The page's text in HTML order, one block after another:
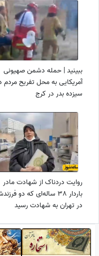
ببینید | حمله دشمن صهیونی
آمریکایی به محل تفریح مردم
سیزده بدر در کرج
روایت دردناک از شهادت مادر
باردار 38 ساله‌ای که دو
در تهران به شهادت رسید